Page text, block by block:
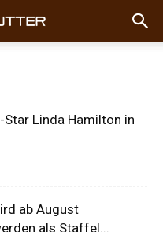
Linda Hamilton in
ab August
als Staffel...